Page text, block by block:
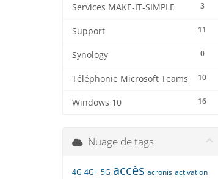
3
Services MAKE-IT-SIMPLE
11
Support
0
Synology
10
Téléphonie Microsoft Teams
16
Windows 10
Nuage de tags
4G 4G+ 5G accès acronis activation